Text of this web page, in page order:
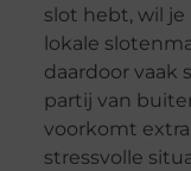
slot hebt, wil
lokale
daardoor vaak
partij van
voorkomt
stressvolle